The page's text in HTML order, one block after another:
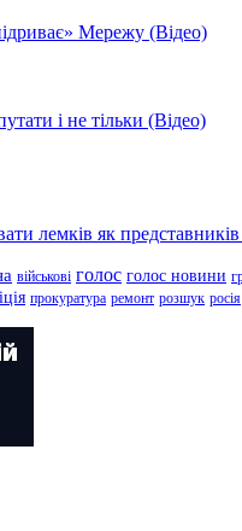
Мережу (Відео)
і не тільки (Відео)
лемків як представників
військові голос голос новини
прокуратура ремонт розшук росія